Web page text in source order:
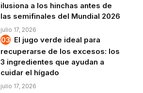
ilusiona a los hinchas antes de
las semifinales del Mundial 2026
julio 17, 2026
El jugo verde ideal para
recuperarse de los excesos: los
3 ingredientes que ayudan a
cuidar el hígado
julio 17, 2026